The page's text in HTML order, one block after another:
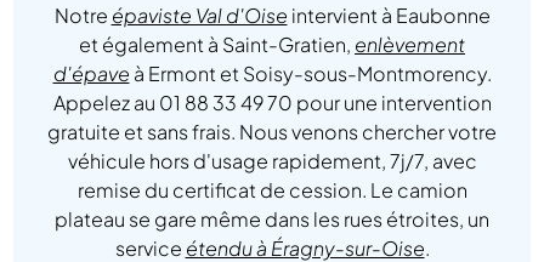
Notre épaviste Val d'Oise intervient à Eaubonne
et également à Saint-Gratien, enlèvement
d'épave à Ermont et Soisy-sous-Montmorency.
Appelez au 01 88 33 49 70 pour une intervention
gratuite et sans frais. Nous venons chercher votre
véhicule hors d'usage rapidement, 7j/7, avec
remise du certificat de cession. Le camion
plateau se gare même dans les rues étroites, un
service étendu à Éragny-sur-Oise.